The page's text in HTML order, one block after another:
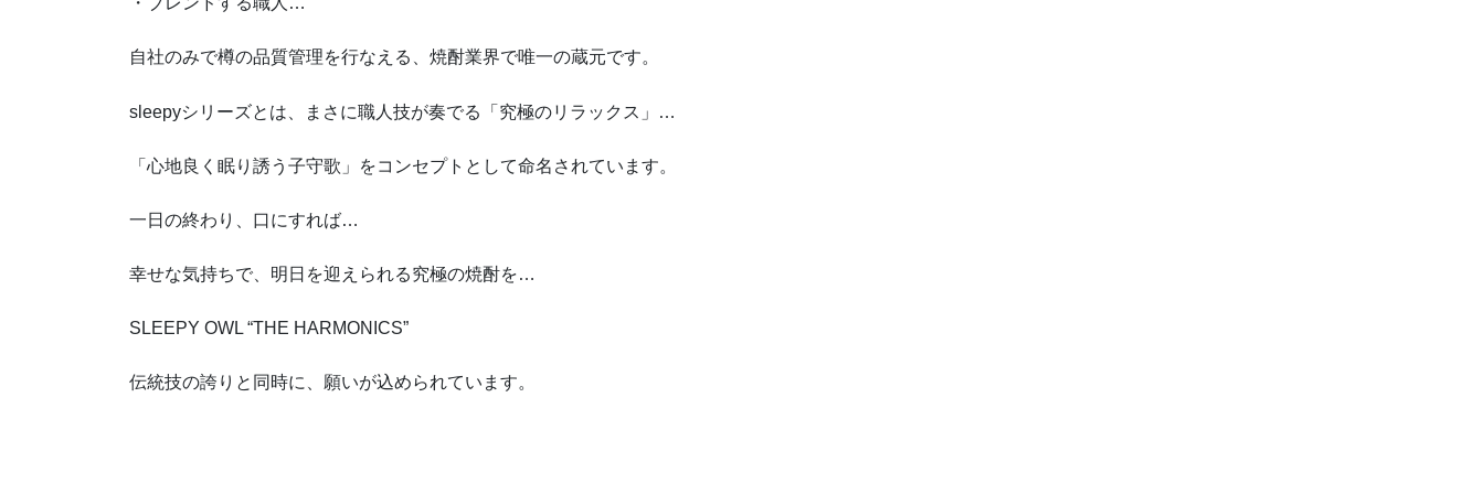
自社のみで樽の品質管理を行なえる、焼酎業界で唯一の蔵元です。
sleepyシリーズとは、まさに職人技が奏でる「究極のリラックス」…
「心地良く眠り誘う子守歌」をコンセプトとして命名されています。
一日の終わり、口にすれば…
幸せな気持ちで、明日を迎えられる究極の焼酎を…
SLEEPY OWL “THE HARMONICS”
伝統技の誇りと同時に、願いが込められています。